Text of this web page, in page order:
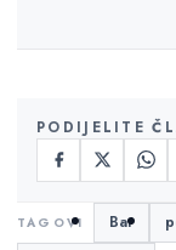
PODIJELITE
Bar